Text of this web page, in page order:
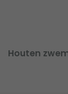
Houten